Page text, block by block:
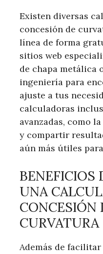
Existen diversas
concesión de
línea de forma
sitios web
de chapa metálica
ingeniería para
ajuste a tus
calculadoras
avanzadas, como
y compartir
aún más útiles
BENEFICIOS
UNA
CONCESIÓN
CURVATURA
Además de